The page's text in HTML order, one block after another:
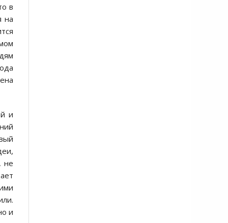
в
на
и
не
и